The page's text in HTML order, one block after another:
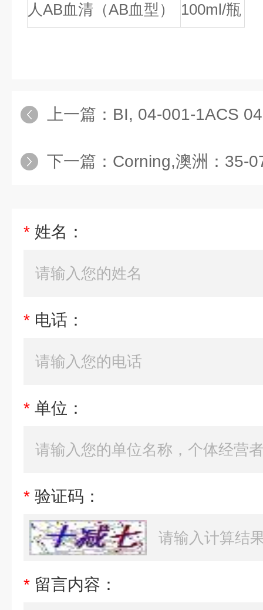
人AB血清（AB血型） 100ml/瓶
上一篇： BI, 04-001-1ACS
下一篇： Corning,澳洲：35-
* 姓名：
* 电话：
* 单位：
* 验证码：
* 留言内容：